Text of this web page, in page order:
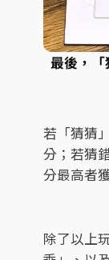
最後，
若「猜猜
分；若猜
分最高者
除了以上